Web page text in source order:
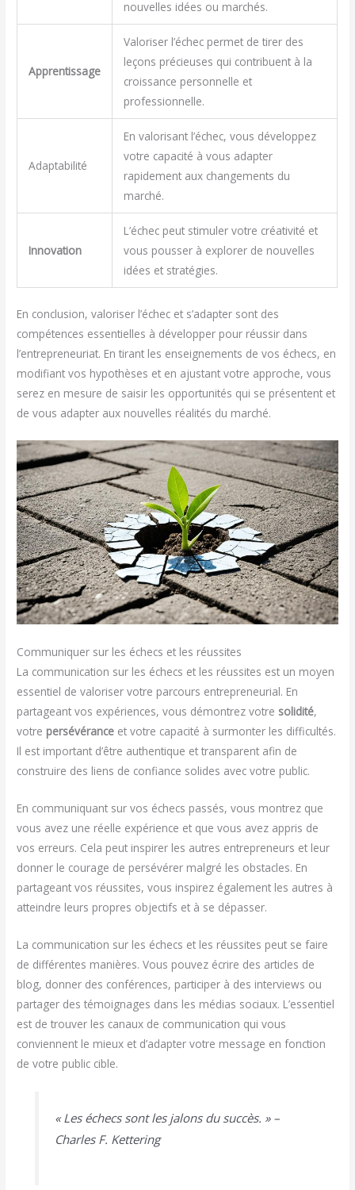
nouvelles idées ou marchés.
Apprentissage
Valoriser l’échec permet de tirer des
leçons précieuses qui contribuent à la
croissance personnelle et
professionnelle.
Adaptabilité
En valorisant l’échec, vous développez
votre capacité à vous adapter
rapidement aux changements du
marché.
Innovation
L’échec peut stimuler votre créativité et
vous pousser à explorer de nouvelles
idées et stratégies.
En conclusion, valoriser l’échec et s’adapter sont des
compétences essentielles à développer pour réussir dans
l’entrepreneuriat. En tirant les enseignements de vos échecs, en
modifiant vos hypothèses et en ajustant votre approche, vous
serez en mesure de saisir les opportunités qui se présentent et
de vous adapter aux nouvelles réalités du marché.
Communiquer sur les échecs et les réussites
La communication sur les échecs et les réussites est un moyen
essentiel de valoriser votre parcours entrepreneurial. En
partageant vos expériences, vous démontrez votre solidité,
votre persévérance et votre capacité à surmonter les difficultés.
Il est important d’être authentique et transparent afin de
construire des liens de confiance solides avec votre public.
En communiquant sur vos échecs passés, vous montrez que
vous avez une réelle expérience et que vous avez appris de
vos erreurs. Cela peut inspirer les autres entrepreneurs et leur
donner le courage de persévérer malgré les obstacles. En
partageant vos réussites, vous inspirez également les autres à
atteindre leurs propres objectifs et à se dépasser.
La communication sur les échecs et les réussites peut se faire
de différentes manières. Vous pouvez écrire des articles de
blog, donner des conférences, participer à des interviews ou
partager des témoignages dans les médias sociaux. L’essentiel
est de trouver les canaux de communication qui vous
conviennent le mieux et d’adapter votre message en fonction
de votre public cible.
« Les échecs sont les jalons du succès. » –
Charles F. Kettering